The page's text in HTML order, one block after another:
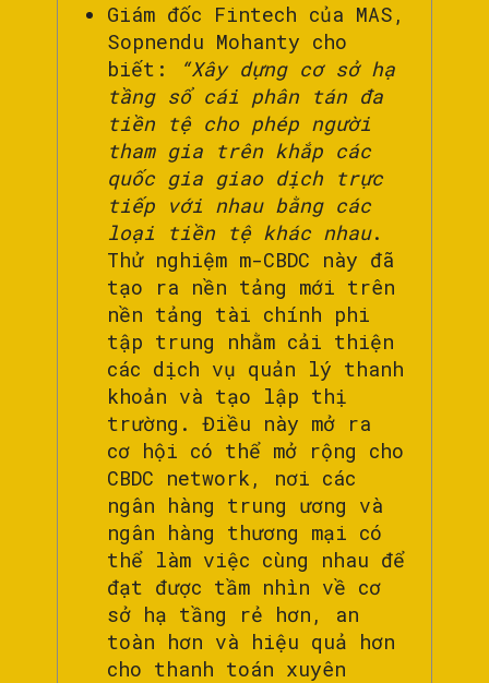
Giám đốc Fintech của MAS,
Sopnendu Mohanty cho
biết:
“Xây dựng cơ sở hạ
tầng sổ cái phân tán đa
tiền tệ cho phép người
tham gia trên khắp các
quốc gia giao dịch trực
tiếp với nhau bằng các
loại tiền tệ khác nhau.
Thử nghiệm m-CBDC này đã
tạo ra nền tảng mới trên
nền tảng tài chính phi
tập trung nhằm cải thiện
các dịch vụ quản lý thanh
khoản và tạo lập thị
trường. Điều này mở ra
cơ hội có thể mở rộng cho
CBDC network, nơi các
ngân hàng trung ương và
ngân hàng thương mại có
thể làm việc cùng nhau để
đạt được tầm nhìn về cơ
sở hạ tầng rẻ hơn, an
toàn hơn và hiệu quả hơn
cho thanh toán xuyên